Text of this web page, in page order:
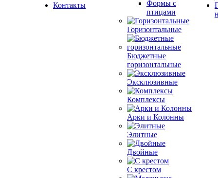
Контакты
Формы с
птицами
Горизонтальные
Бюджетные
горизонтальные
Эксклюзивные
Комплексы
Арки и Колонны
Элитные
Двойные
С крестом